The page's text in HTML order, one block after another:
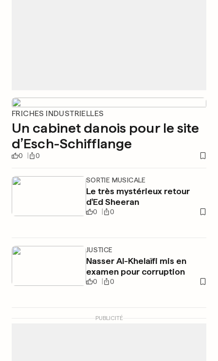
FRICHES INDUSTRIELLES
Un cabinet danois pour le site
d’Esch-Schifflange
0 0
SORTIE MUSICALE
Le très mystérieux retour
d'Ed Sheeran
0 0
JUSTICE
Nasser Al-Khelaïfi mis en
examen pour corruption
0 0
PUBLICITÉ